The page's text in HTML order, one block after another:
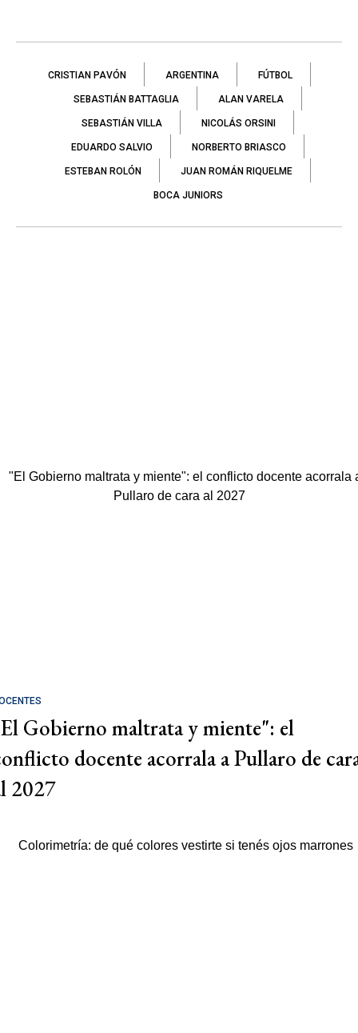
CRISTIAN PAVÓN ARGENTINA FÚTBOL
SEBASTIÁN BATTAGLIA ALAN VARELA
SEBASTIÁN VILLA NICOLÁS ORSINI
EDUARDO SALVIO NORBERTO BRIASCO
ESTEBAN ROLÓN JUAN ROMÁN RIQUELME
BOCA JUNIORS
Gobierno maltrata y miente": el
docente acorrala a Pullaro de
2027